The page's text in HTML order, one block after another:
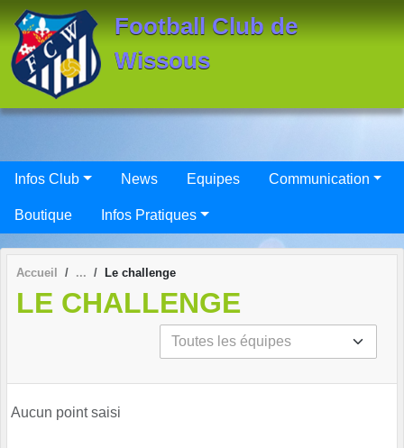
Football Club de
Wissous
Infos Club News Equipes Communication
Boutique Infos Pratiques
Accueil Le challenge
LE CHALLENGE
Aucun point saisi
Panneau de gestion des cookies